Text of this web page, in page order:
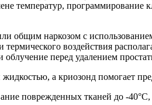
температур,
общим наркозом с
воздействия
перед удалением
а криозонд помогает
поврежденных тканей до -